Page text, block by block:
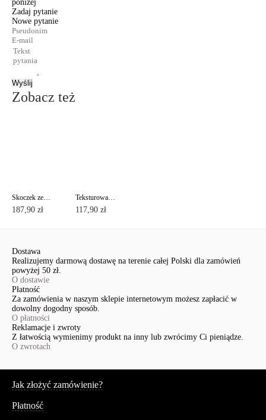
poniżej
Zadaj pytanie
Nowe pytanie
Wyślij
Zobacz też
Skoczek ze stójką LD 669
187,90 zł
Teksturowany golf LD 677
117,90 zł
Dostawa
Realizujemy darmową dostawę na terenie całej Polski dla zamówień
powyżej 50 zł.
O dostawie
Płatność
Za zamówienia w naszym sklepie internetowym możesz zapłacić w
dowolny dogodny sposób.
O płatności
Reklamacje i zwroty
Z łatwością wymienimy produkt na inny lub zwrócimy Ci pieniądze.
O zwrotach
Jak złożyć zamówienie?
Płatność